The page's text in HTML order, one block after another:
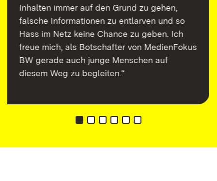
Inhalten immer auf den Grund zu gehen,
falsche Informationen zu entlarven und so
Hass im Netz keine Chance zu geben. Ich
freue mich, als Botschafter von MedienFokus
BW gerade auch junge Menschen auf
diesem Weg zu begleiten.“